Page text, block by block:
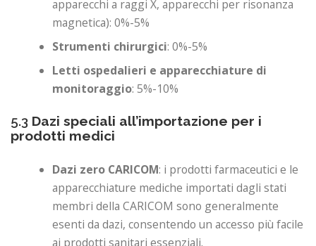
apparecchi a raggi X, apparecchi per risonanza
magnetica): 0%-5%
Strumenti chirurgici: 0%-5%
Letti ospedalieri e apparecchiature di
monitoraggio: 5%-10%
5.3 Dazi speciali all’importazione per i
prodotti medici
Dazi zero CARICOM: i prodotti farmaceutici e le
apparecchiature mediche importati dagli stati
membri della CARICOM sono generalmente
esenti da dazi, consentendo un accesso più facile
ai prodotti sanitari essenziali.